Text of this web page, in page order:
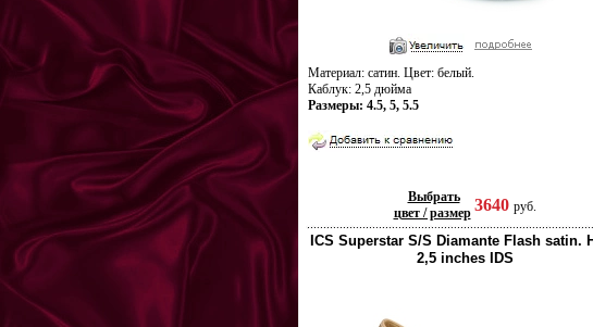
Материал: сатин. Цвет: белый.
Каблук: 2,5 дюйма
Размеры: 4.5, 5, 5.5
Выбрать
цвет / размер 3640 руб.
ICS Superstar S/S Diamante Flash satin.
2,5 inches IDS